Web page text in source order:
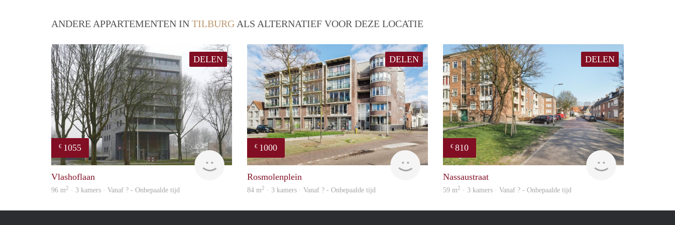
ANDERE APPARTEMENTEN IN TILBURG ALS ALTERNATIEF VOOR DEZE LOCATIE
DELEN
€ 1055
rent
Vlashoflaan
96 m2 · 3 kamers · Vanaf ? - Onbepaalde tijd
DELEN
€ 1000
Rosmolenplein
84 m2 · 3 kamers · Vanaf ? - Onbepaalde tijd
DELEN
€ 810
Woning
Nassaustraat
59 m2 · 3 kamers · Vanaf ? - Onbepaalde tijd